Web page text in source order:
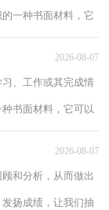
一种书面材料，它
2026-08-07
、工作或其完成情
书面材料，它可以
2026-08-07
和分析，从而做出
扬成绩，让我们抽